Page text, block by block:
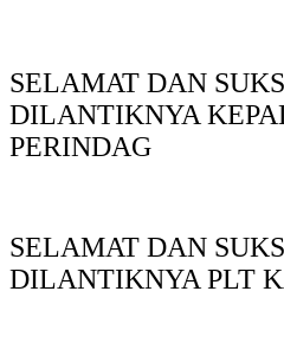
SELAMAT DAN
DILANTIKNYA
PERINDAG
SELAMAT DAN
DILANTIKNYA PLT